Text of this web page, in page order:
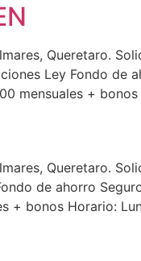
Queretaro.
Ley Fondo
mensuales +
Queretaro.
de ahorro
+ bonos Horario: